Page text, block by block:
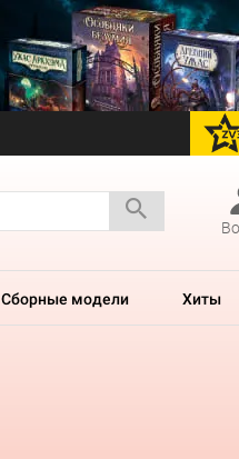
Сборные модели Хиты